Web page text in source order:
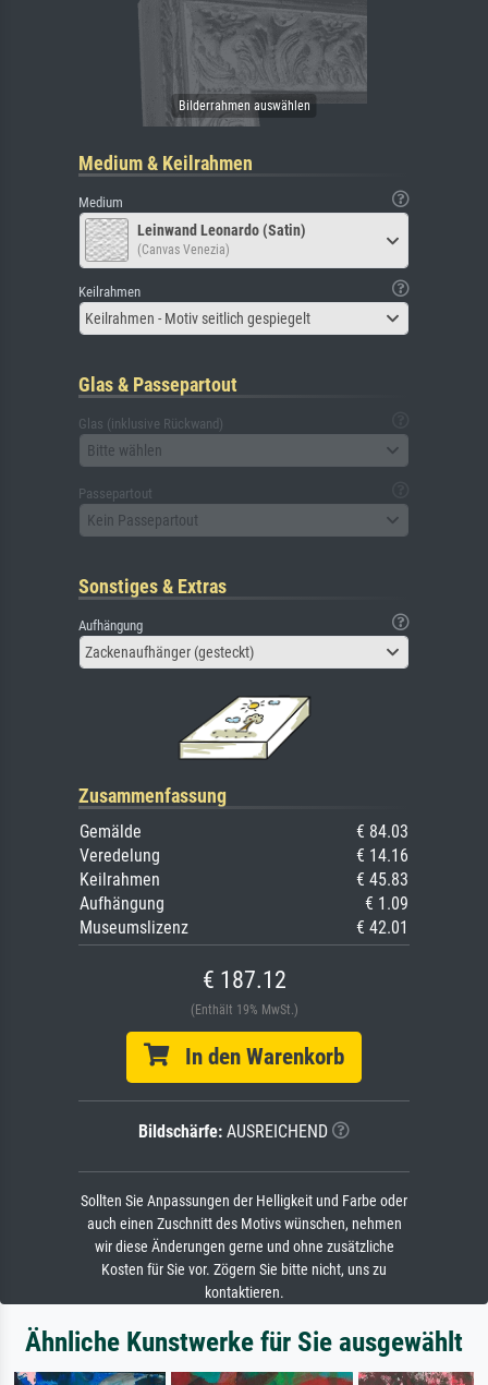
Medium & Keilrahmen
Medium
Leinwand Leonardo (Satin)
(Canvas Venezia)
Keilrahmen
Keilrahmen - Motiv seitlich gespiegelt
Glas & Passepartout
Glas (inklusive Rückwand)
Bitte wählen
Passepartout
Kein Passepartout
Sonstiges & Extras
Aufhängung
Zackenaufhänger (gesteckt)
Zusammenfassung
Gemälde
€ 84.03
Veredelung
€ 14.16
Keilrahmen
€ 45.83
Aufhängung
€ 1.09
Museumslizenz
€ 42.01
€ 187.12
(Enthält 19% MwSt.)
In den Warenkorb
Bildschärfe: AUSREICHEND
Sollten Sie Anpassungen der Helligkeit und Farbe oder
auch einen Zuschnitt des Motivs wünschen, nehmen
wir diese Änderungen gerne und ohne zusätzliche
Kosten für Sie vor. Zögern Sie bitte nicht, uns zu
kontaktieren.
Ähnliche Kunstwerke für Sie ausgewählt